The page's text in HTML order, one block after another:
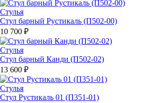
Стулья
Стул барный Рустикаль (П502-00)
10 700 ₽
Стулья
Стул барный Канди (П502-02)
13 600 ₽
Стулья
Стул Рустикаль 01 (П351-01)